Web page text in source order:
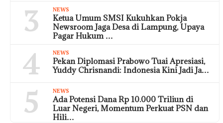
3 NEWS
Ketua Umum SMSI Kukuhkan Pokja
Newsroom Jaga Desa di Lampung, Upaya
Pagar Hukum …
4 NEWS
Pekan Diplomasi Prabowo Tuai Apresiasi,
Yuddy Chrisnandi: Indonesia Kini Jadi Ja…
5 NEWS
Ada Potensi Dana Rp 10.000 Triliun di
Luar Negeri, Momentum Perkuat PSN dan
Hili…